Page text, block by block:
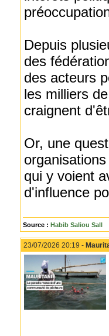
Depuis
des
des acteurs
les milliers
craignent
Or, une
qui y voient
d'influence
Source : Habib Saliou Sall
23/07/2026 20:19 -